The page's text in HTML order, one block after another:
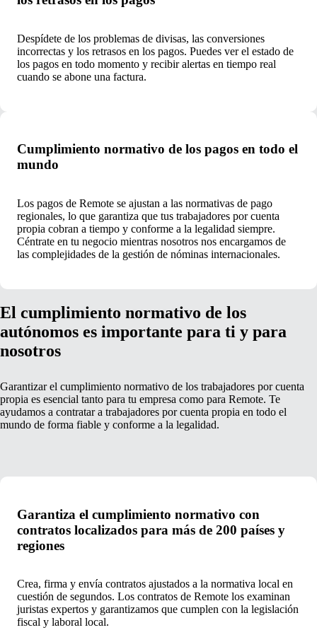
Despídete de los problemas de divisas, las conversiones
incorrectas y los retrasos en los pagos. Puedes ver el estado de
los pagos en todo momento y recibir alertas en tiempo real
cuando se abone una factura.
Cumplimiento normativo de los pagos en todo el
mundo
Los pagos de Remote se ajustan a las normativas de pago
regionales, lo que garantiza que tus trabajadores por cuenta
propia cobran a tiempo y conforme a la legalidad siempre.
Céntrate en tu negocio mientras nosotros nos encargamos de
las complejidades de la gestión de nóminas internacionales.
El cumplimiento normativo de los
autónomos es importante para ti y para
nosotros
Garantizar el cumplimiento normativo de los trabajadores por cuenta
propia es esencial tanto para tu empresa como para Remote. Te
ayudamos a contratar a trabajadores por cuenta propia en todo el
mundo de forma fiable y conforme a la legalidad.
Garantiza el cumplimiento normativo con
contratos localizados para más de 200 países y
regiones
Crea, firma y envía contratos ajustados a la normativa local en
cuestión de segundos. Los contratos de Remote los examinan
juristas expertos y garantizamos que cumplen con la legislación
fiscal y laboral local.